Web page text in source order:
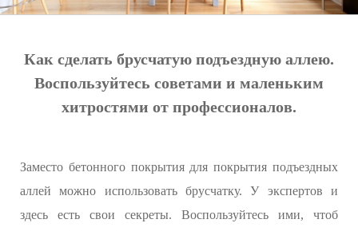
Как сделать брусчатую подъездную аллею.
Воспользуйтесь советами и маленьким
хитростями от профессионалов.
Заместо бетонного покрытия для покрытия подъездных
аллей можно использовать брусчатку. У экспертов и
здесь есть свои секреты. Воспользуйтесь ими, чтоб